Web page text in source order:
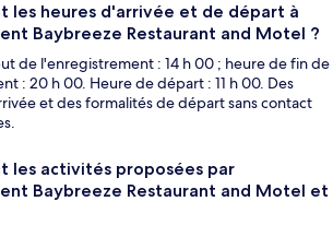
les heures d'arrivée et de départ à
Baybreeze Restaurant and Motel ?
de l'enregistrement : 14 h 00 ; heure de fin de
: 20 h 00. Heure de départ : 11 h 00. Des
et des formalités de départ sans contact
les activités proposées par
Baybreeze Restaurant and Motel et